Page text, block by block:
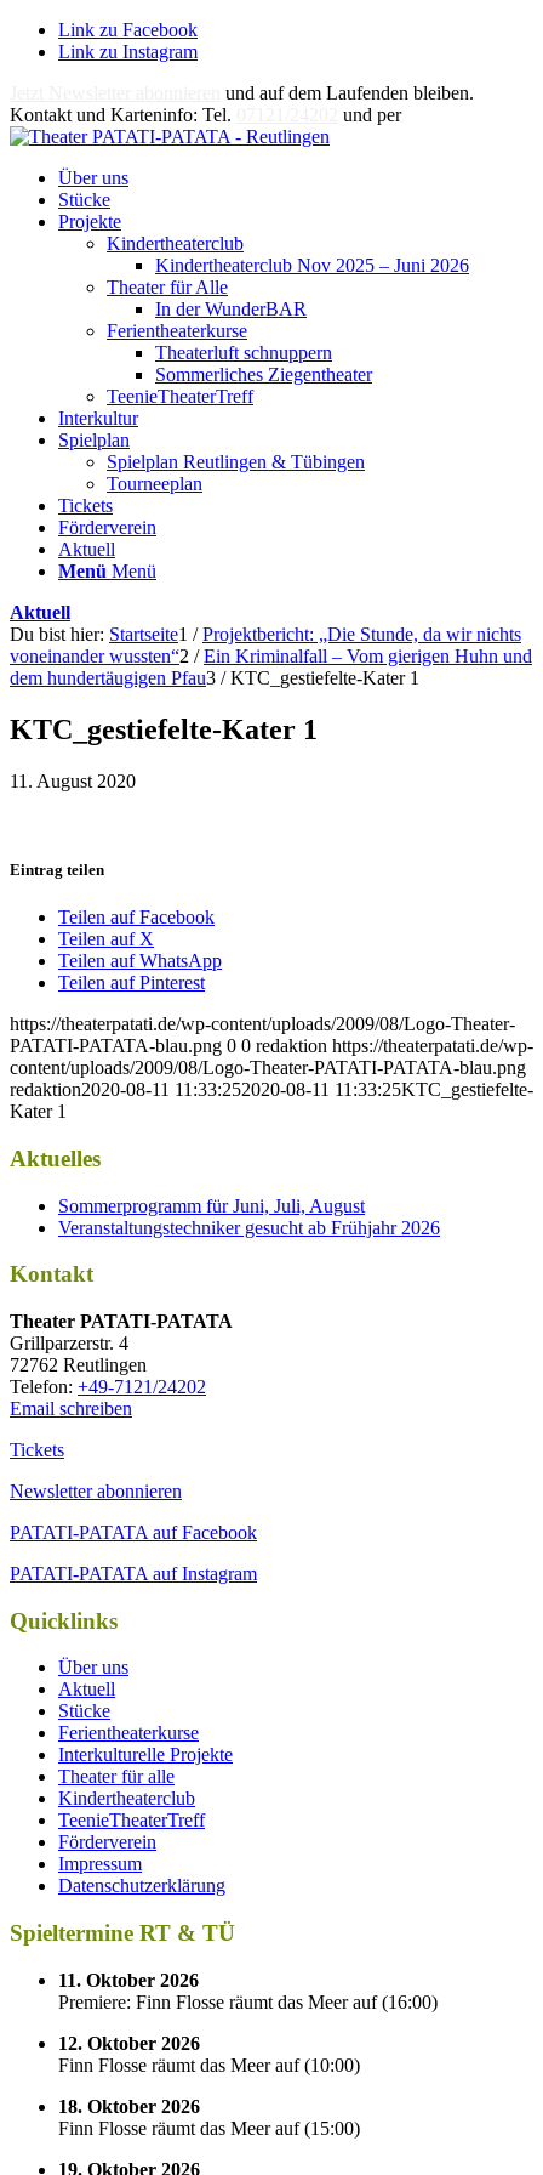
Link zu Facebook
Link zu Instagram
und auf dem Laufenden bleiben.
Kontakt und Karteninfo: Tel.
und per
Über uns
Stücke
Projekte
Kindertheaterclub
Kindertheaterclub Nov 2025 – Juni 2026
Theater für Alle
In der WunderBAR
Ferientheaterkurse
Theaterluft schnuppern
Sommerliches Ziegentheater
TeenieTheaterTreff
Interkultur
Spielplan
Spielplan Reutlingen & Tübingen
Tourneeplan
Tickets
Förderverein
Aktuell
Menü Menü
Aktuell
Du bist hier: Startseite1 / Projektbericht: „Die Stunde, da wir nichts
voneinander wussten“2 / Ein Kriminalfall – Vom gierigen Huhn und
dem hundertäugigen Pfau3 / KTC_gestiefelte-Kater 1
KTC_gestiefelte-Kater 1
11. August 2020
Eintrag teilen
Teilen auf Facebook
Teilen auf X
Teilen auf WhatsApp
Teilen auf Pinterest
https://theaterpatati.de/wp-content/uploads/2009/08/Logo-Theater-
PATATI-PATATA-blau.png 0 0 redaktion https://theaterpatati.de/wp-
content/uploads/2009/08/Logo-Theater-PATATI-PATATA-blau.png
redaktion2020-08-11 11:33:252020-08-11 11:33:25KTC_gestiefelte-
Kater 1
Aktuelles
Sommerprogramm für Juni, Juli, August
Veranstaltungstechniker gesucht ab Frühjahr 2026
Kontakt
Thea­ter PATATI-PATATA
Grill­par­zer­str. 4
72762 Reutlingen
Tele­fon: +49-7121/24202
Email schreiben
Tickets
Newsletter abonnieren
PATATI-PATATA auf Facebook
PATATI-PATATA auf Instagram
Quicklinks
Über uns
Aktuell
Stücke
Ferientheaterkurse
Interkulturelle Projekte
Theater für alle
Kindertheaterclub
TeenieTheaterTreff
Förderverein
Impressum
Datenschutzerklärung
Spieltermine RT & TÜ
11. Oktober 2026
Premiere: Finn Flosse räumt das Meer auf(16:00)
12. Oktober 2026
Finn Flosse räumt das Meer auf(10:00)
18. Oktober 2026
Finn Flosse räumt das Meer auf(15:00)
19. Oktober 2026